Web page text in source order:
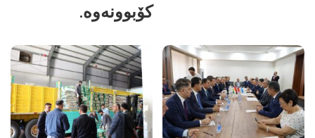
کۆبوونەوە.